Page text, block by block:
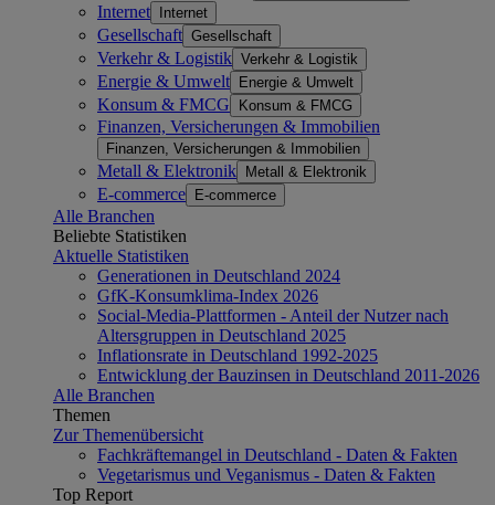
Internet Internet
Gesellschaft Gesellschaft
Verkehr & Logistik Verkehr & Logistik
Energie & Umwelt Energie & Umwelt
Konsum & FMCG Konsum & FMCG
Finanzen, Versicherungen & Immobilien
Finanzen, Versicherungen & Immobilien
Metall & Elektronik Metall & Elektronik
E-commerce E-commerce
Alle Branchen
Beliebte Statistiken
Aktuelle Statistiken
Generationen in Deutschland 2024
GfK-Konsumklima-Index 2026
Social-Media-Plattformen - Anteil der Nutzer nach
Altersgruppen in Deutschland 2025
Inflationsrate in Deutschland 1992-2025
Entwicklung der Bauzinsen in Deutschland 2011-2026
Alle Branchen
Themen
Zur Themenübersicht
Fachkräftemangel in Deutschland - Daten & Fakten
Vegetarismus und Veganismus - Daten & Fakten
Top Report